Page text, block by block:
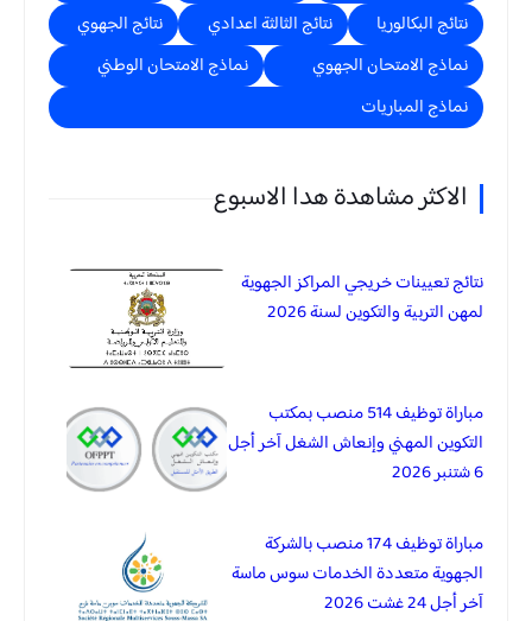
نتائج البكالوريا
نتائج الثالثة اعدادي
نتائج الجهوي
نماذج الامتحان الجهوي
نماذج الامتحان الوطني
نماذج المباريات
الاكثر مشاهدة هدا الاسبوع
نتائج تعيينات خريجي المراكز الجهوية
لمهن التربية والتكوين لسنة 2026
مباراة توظيف 514 منصب بمكتب
التكوين المهني وإنعاش الشغل آخر أجل
6 شتنبر 2026
مباراة توظيف 174 منصب بالشركة
الجهوية متعددة الخدمات سوس ماسة
آخر أجل 24 غشت 2026